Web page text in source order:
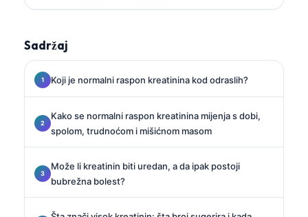
Sadržaj
Koji je normalni raspon kreatinina kod odraslih?
Kako se normalni raspon kreatinina mijenja s dobi,
spolom, trudnoćom i mišićnom masom
Može li kreatinin biti uredan, a da ipak postoji
bubrežna bolest?